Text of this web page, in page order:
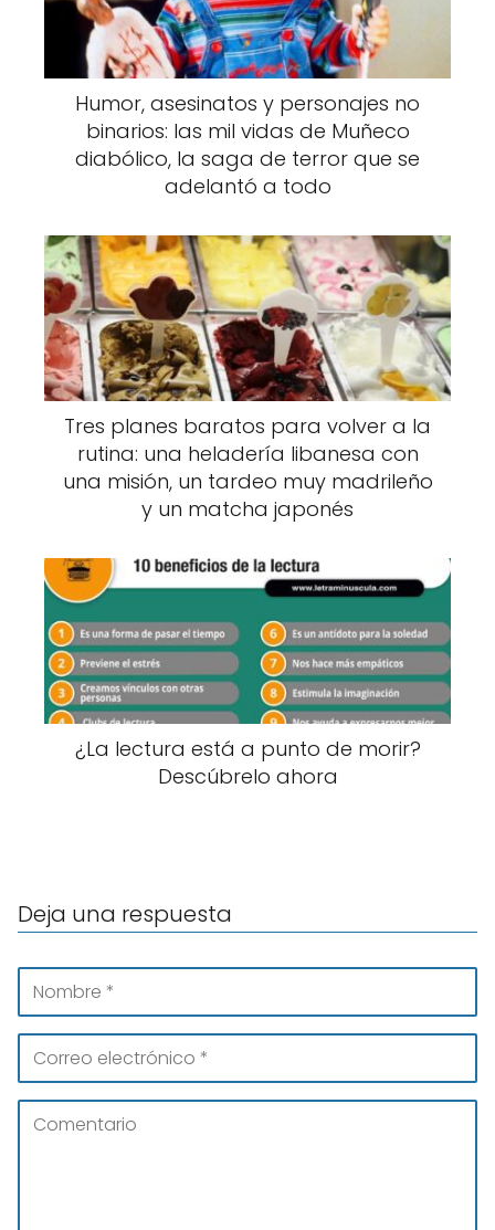
Humor, asesinatos y personajes no
binarios: las mil vidas de Muñeco
diabólico, la saga de terror que se
adelantó a todo
Tres planes baratos para volver a la
rutina: una heladería libanesa con
una misión, un tardeo muy madrileño
y un matcha japonés
¿La lectura está a punto de morir?
Descúbrelo ahora
Deja una respuesta